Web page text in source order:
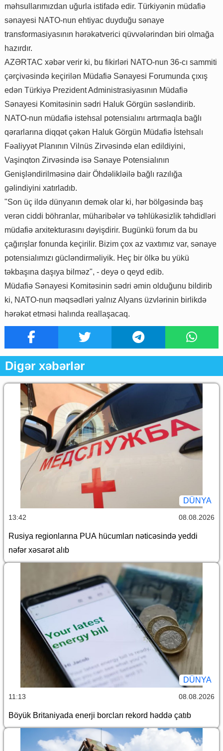
məhsullarımızdan uğurla istifadə edir. Türkiyənin müdafiə
sənayesi NATO-nun ehtiyac duyduğu sənaye
transformasiyasının hərəkətverici qüvvələrindən biri olmağa
hazırdır.
AZƏRTAC xəbər verir ki, bu fikirləri NATO-nun 36-cı sammiti
çərçivəsində keçirilən Müdafiə Sənayesi Forumunda çıxış
edən Türkiyə Prezident Administrasiyasının Müdafiə
Sənayesi Komitəsinin sədri Haluk Görgün səsləndirib.
NATO-nun müdafiə istehsal potensialını artırmaqla bağlı
qərarlarına diqqət çəkən Haluk Görgün Müdafiə İstehsalı
Fəaliyyət Planının Vilnüs Zirvəsində elan edildiyini,
Vaşinqton Zirvəsində isə Sənaye Potensialının
Genişləndirilməsinə dair Öhdəlikləilə bağlı razılığa
gəlindiyini xatırladıb.
"Son üç ildə dünyanın demək olar ki, hər bölgəsində baş
verən ciddi böhranlar, müharibələr və təhlükəsizlik təhdidləri
müdafiə arxitekturasını dəyişdirir. Bugünkü forum da bu
çağırışlar fonunda keçirilir. Bizim çox az vaxtımız var, sənaye
potensialımızı gücləndirməliyik. Heç bir ölkə bu yükü
təkbaşına daşıya bilməz", - deyə o qeyd edib.
Müdafiə Sənayesi Komitəsinin sədri əmin olduğunu bildirib
ki, NATO-nun məqsədləri yalnız Alyans üzvlərinin birlikdə
hərəkət etməsi halında reallaşacaq.
Digər xəbərlər
DÜNYA
13:42 08.08.2026
Rusiya regionlarına PUA hücumları nəticəsində yeddi
nəfər xəsarət alıb
DÜNYA
11:13 08.08.2026
Böyük Britaniyada enerji borcları rekord həddə çatıb